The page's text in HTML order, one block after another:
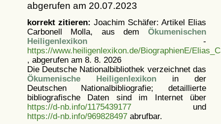
abgerufen am 20.07.2023
korrekt zitieren: Joachim Schäfer: Artikel Elias
Carbonell Molla, aus dem Ökumenischen
Heiligenlexikon-
https://www.heiligenlexikon.de/BiographienE/
, abgerufen am 8. 8. 2026
Die Deutsche Nationalbibliothek verzeichnet das
Ökumenische Heiligenlexikonin der
Deutschen Nationalbibliografie; detaillierte
bibliografische Daten sind im Internet über
https://d-nb.info/1175439177und
https://d-nb.info/969828497abrufbar.